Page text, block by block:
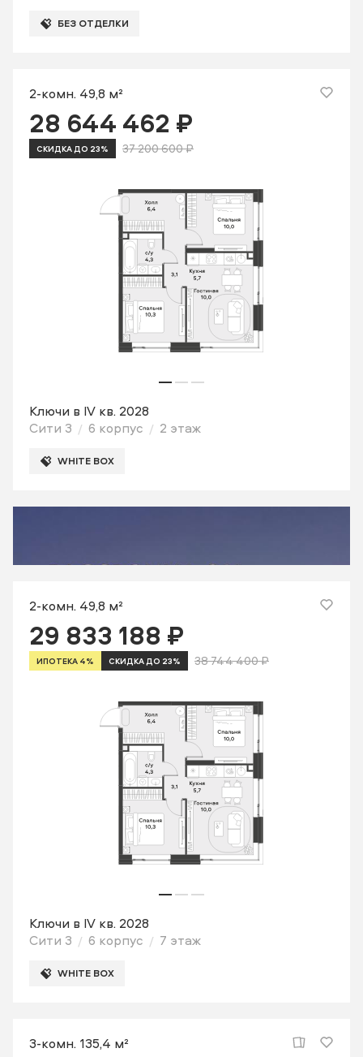
БЕЗ ОТДЕЛКИ
2-комн. 49,8 м²
28 644 462 ₽
СКИДКА ДО 23% 37 200 600 ₽
Ключи в IV кв. 2028
Сити 3
6 корпус 2 этаж
WHITE BOX
2-комн. 49,8 м²
29 833 188 ₽
ИПОТЕКА 4% СКИДКА ДО 23% 38 744 400 ₽
Ключи в IV кв. 2028
Сити 3
6 корпус 7 этаж
WHITE BOX
3-комн. 135,4 м²